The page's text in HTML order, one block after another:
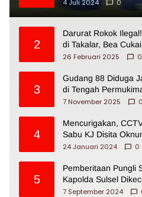
4 Juli 2024
0
2
Darurat Rokok
di Takalar, Bea
26 Februari 2025
0
3
Gudang 88 Diduga
di Tengah
7 November 2025
0
4
Mencurigakan,
Sabu KJ Disita
24 Januari 2024
0
5
Pemberitaan Pungli
Kapolda Sulsel
7 September 2024